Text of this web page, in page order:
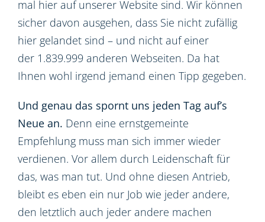
mal hier auf unserer Website sind. Wir können
sicher davon ausgehen, dass Sie nicht zufällig
hier gelandet sind – und nicht auf einer
der 1.839.999 anderen Webseiten. Da hat
Ihnen wohl irgend jemand einen Tipp gegeben.
Und genau das spornt uns jeden Tag auf’s
Neue an. Denn eine ernstgemeinte
Empfehlung muss man sich immer wieder
verdienen. Vor allem durch Leidenschaft für
das, was man tut. Und ohne diesen Antrieb,
bleibt es eben ein nur Job wie jeder andere,
den letztlich auch jeder andere machen